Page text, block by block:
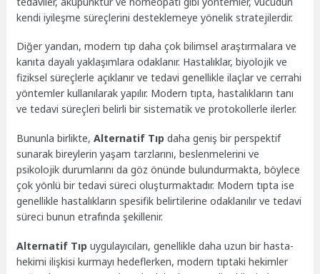
kendi iyileşme süreçlerini desteklemeye yönelik stratejilerdir.
Diğer yandan, modern tıp daha çok bilimsel araştırmalara ve
kanıta dayalı yaklaşımlara odaklanır. Hastalıklar, biyolojik ve
fiziksel süreçlerle açıklanır ve tedavi genellikle ilaçlar ve cerrahi
yöntemler kullanılarak yapılır. Modern tıpta, hastalıkların tanı
ve tedavi süreçleri belirli bir sistematik ve protokollerle ilerler.
Bununla birlikte,Alternatif Tıp daha geniş bir perspektif
sunarak bireylerin yaşam tarzlarını, beslenmelerini ve
psikolojik durumlarını da göz önünde bulundurmakta, böylece
çok yönlü bir tedavi süreci oluşturmaktadır. Modern tıpta ise
genellikle hastalıkların spesifik belirtilerine odaklanılır ve tedavi
süreci bunun etrafında şekillenir.
Alternatif Tıp uygulayıcıları, genellikle daha uzun bir hasta-
hekimi ilişkisi kurmayı hedeflerken, modern tıptaki hekimler